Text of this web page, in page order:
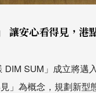
讓安心看得見，港
DIM SUM」成立將邁
」為概念，規劃新型